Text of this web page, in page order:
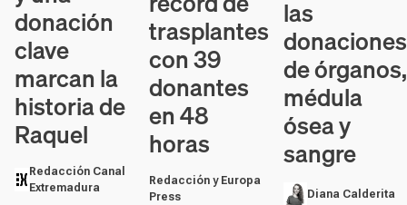
donación
clave
marcan la
historia de
Raquel
Redacción Canal
Extremadura
trasplantes
con 39
donantes
en 48
horas
Redacción y Europa
Press
las
donaciones
de órganos,
médula
ósea y
sangre
Diana Calderita